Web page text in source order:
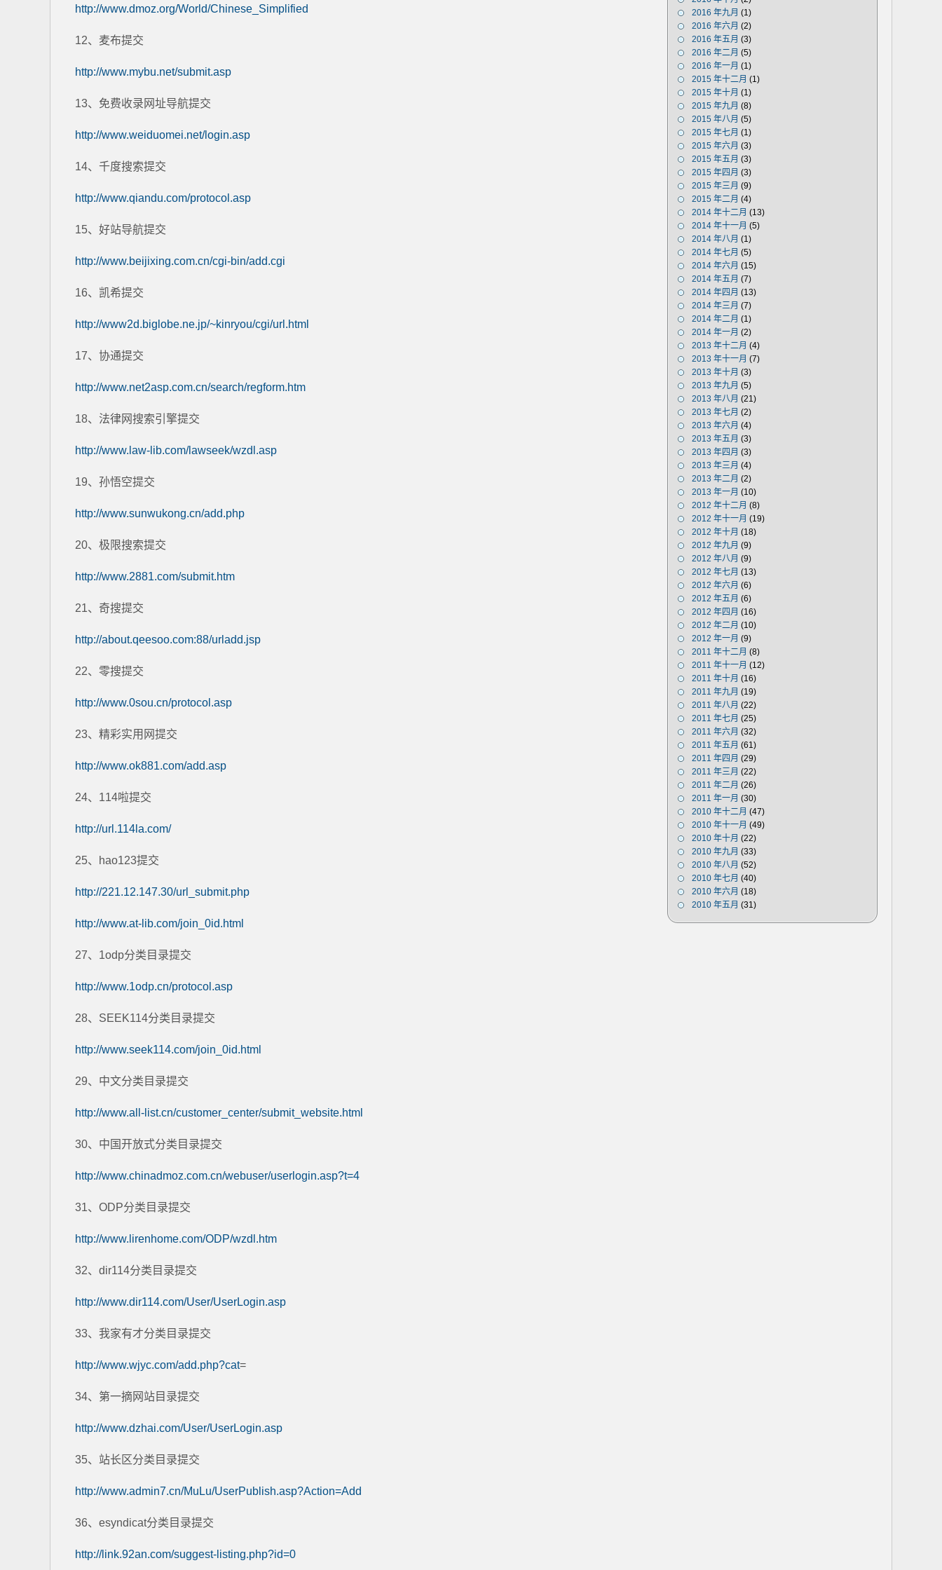
http://www.dmoz.org/World/Chinese_Simplified
12、麦布提交
http://www.mybu.net/submit.asp
13、免费收录网址导航提交
http://www.weiduomei.net/login.asp
14、千度搜索提交
http://www.qiandu.com/protocol.asp
15、好站导航提交
http://www.beijixing.com.cn/cgi-bin/add.cgi
16、凯希提交
http://www2d.biglobe.ne.jp/~kinryou/cgi/url.html
17、协通提交
http://www.net2asp.com.cn/search/regform.htm
18、法律网搜索引擎提交
http://www.law-lib.com/lawseek/wzdl.asp
19、孙悟空提交
http://www.sunwukong.cn/add.php
20、极限搜索提交
http://www.2881.com/submit.htm
21、奇搜提交
http://about.qeesoo.com:88/urladd.jsp
22、零搜提交
http://www.0sou.cn/protocol.asp
23、精彩实用网提交
http://www.ok881.com/add.asp
24、114啦提交
http://url.114la.com/
25、hao123提交
http://221.12.147.30/url_submit.php
http://www.at-lib.com/join_0id.html
27、1odp分类目录提交
http://www.1odp.cn/protocol.asp
28、SEEK114分类目录提交
http://www.seek114.com/join_0id.html
29、中文分类目录提交
http://www.all-list.cn/customer_center/submit_website.html
30、中国开放式分类目录提交
http://www.chinadmoz.com.cn/webuser/userlogin.asp?t=4
31、ODP分类目录提交
http://www.lirenhome.com/ODP/wzdl.htm
32、dir114分类目录提交
http://www.dir114.com/User/UserLogin.asp
33、我家有才分类目录提交
http://www.wjyc.com/add.php?cat=
34、第一摘网站目录提交
http://www.dzhai.com/User/UserLogin.asp
35、站长区分类目录提交
http://www.admin7.cn/MuLu/UserPublish.asp?Action=Add
36、esyndicat分类目录提交
http://link.92an.com/suggest-listing.php?id=0
2016 年九月 (1)
2016 年六月 (2)
2016 年五月 (3)
2016 年二月 (5)
2016 年一月 (1)
2015 年十二月 (1)
2015 年十月 (1)
2015 年九月 (8)
2015 年八月 (5)
2015 年七月 (1)
2015 年六月 (3)
2015 年五月 (3)
2015 年四月 (3)
2015 年三月 (9)
2015 年二月 (4)
2014 年十二月 (13)
2014 年十一月 (5)
2014 年八月 (1)
2014 年七月 (5)
2014 年六月 (15)
2014 年五月 (7)
2014 年四月 (13)
2014 年三月 (7)
2014 年二月 (1)
2014 年一月 (2)
2013 年十二月 (4)
2013 年十一月 (7)
2013 年十月 (3)
2013 年九月 (5)
2013 年八月 (21)
2013 年七月 (2)
2013 年六月 (4)
2013 年五月 (3)
2013 年四月 (3)
2013 年三月 (4)
2013 年二月 (2)
2013 年一月 (10)
2012 年十二月 (8)
2012 年十一月 (19)
2012 年十月 (18)
2012 年九月 (9)
2012 年八月 (9)
2012 年七月 (13)
2012 年六月 (6)
2012 年五月 (6)
2012 年四月 (16)
2012 年二月 (10)
2012 年一月 (9)
2011 年十二月 (8)
2011 年十一月 (12)
2011 年十月 (16)
2011 年九月 (19)
2011 年八月 (22)
2011 年七月 (25)
2011 年六月 (32)
2011 年五月 (61)
2011 年四月 (29)
2011 年三月 (22)
2011 年二月 (26)
2011 年一月 (30)
2010 年十二月 (47)
2010 年十一月 (49)
2010 年十月 (22)
2010 年九月 (33)
2010 年八月 (52)
2010 年七月 (40)
2010 年六月 (18)
2010 年五月 (31)